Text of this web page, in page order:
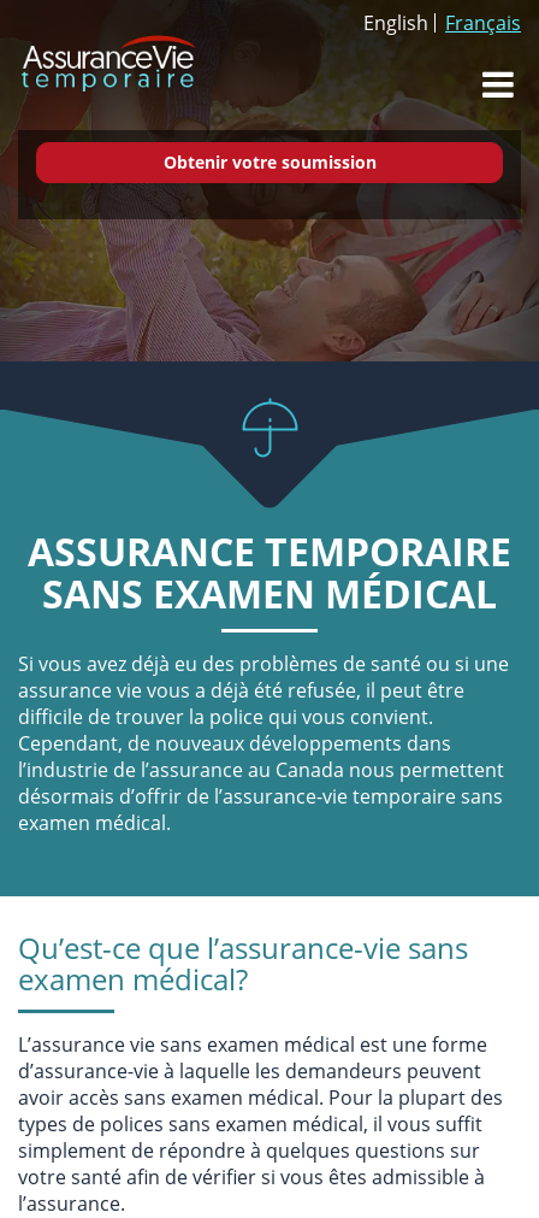
English Français
ASSURANCE TEMPORAIRE
SANS EXAMEN MÉDICAL
Si vous avez déjà eu des problèmes de santé ou si une
assurance vie vous a déjà été refusée, il peut être
difficile de trouver la police qui vous convient.
Cependant, de nouveaux développements dans
l’industrie de l’assurance au Canada nous permettent
désormais d’offrir de l’assurance-vie temporaire sans
examen médical.
Qu’est-ce que l’assurance-vie sans
examen médical?
L’assurance vie sans examen médical est une forme
d’assurance-vie à laquelle les demandeurs peuvent
avoir accès sans examen médical. Pour la plupart des
types de polices sans examen médical, il vous suffit
simplement de répondre à quelques questions sur
votre santé afin de vérifier si vous êtes admissible à
l’assurance.